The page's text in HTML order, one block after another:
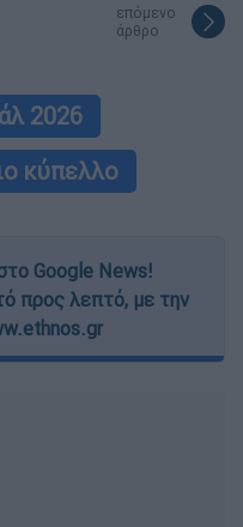
επόμενο
άρθρο
2026
κύπελλο
Google News!
προς λεπτό, με την